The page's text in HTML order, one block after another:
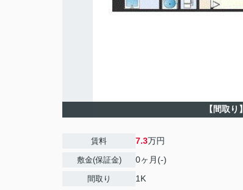
【間取り】
賃料 7.3万円
敷金(保証金) 0ヶ月(-)
間取り 1K